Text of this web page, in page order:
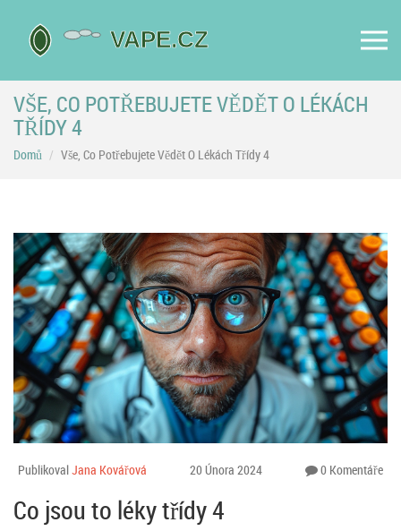
VŠE, CO POTŘEBUJETE VĚDĚT O LÉKÁCH
TŘÍDY 4
Domů Vše, Co Potřebujete Vědět O Lékách Třídy 4
PublikovalJana Kovářová 20 Února 2024 0 Komentáře
Co jsou to léky třídy 4